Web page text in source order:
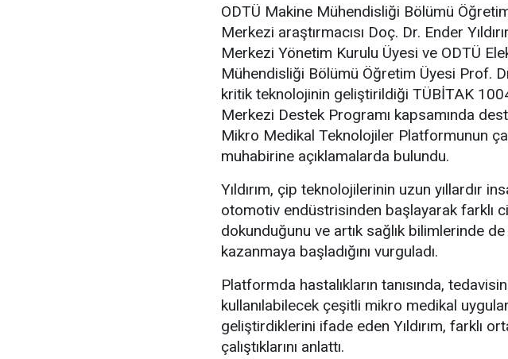
ODTÜ Makine Mühendisliği Bölümü
Merkezi araştırmacısı Doç. Dr. Ender
Merkezi Yönetim Kurulu Üyesi ve ODTÜ
Mühendisliği Bölümü Öğretim Üyesi Prof.
kritik teknolojinin geliştirildiği TÜBİTAK
Merkezi Destek Programı kapsamında
Mikro Medikal Teknolojiler Platformunun
muhabirine açıklamalarda bulundu.
Yıldırım, çip teknolojilerinin uzun yıllardır
otomotiv endüstrisinden başlayarak farklı
dokunduğunu ve artık sağlık bilimlerinde
kazanmaya başladığını vurguladı.
Platformda hastalıkların tanısında,
kullanılabilecek çeşitli mikro medikal
geliştirdiklerini ifade eden Yıldırım, farklı
çalıştıklarını anlattı.